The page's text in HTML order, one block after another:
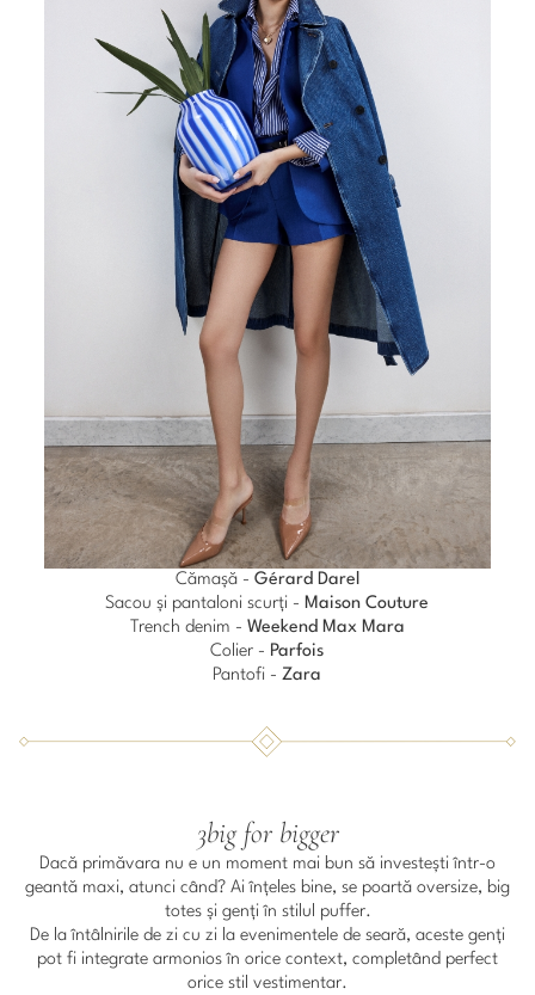
Cămașă - Gérard Darel
Sacou și pantaloni scurți - Maison Couture
Trench denim - Weekend Max Mara
Colier - Parfois
Pantofi -Zara
3big for bigger
Dacă primăvara nu e un moment mai bun să investești într-o
geantă maxi, atunci când? Ai înțeles bine, se poartă oversize, big
totes și genți în stilul puffer.
De la întâlnirile de zi cu zi la evenimentele de seară, aceste genți
pot fi integrate armonios în orice context, completând perfect
orice stil vestimentar.